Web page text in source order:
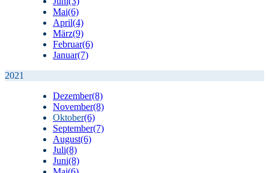
Mai(6)
April(4)
März(9)
Februar(6)
Januar(7)
2021
Dezember(8)
November(8)
Oktober(6)
September(7)
August(6)
Juli(8)
Juni(8)